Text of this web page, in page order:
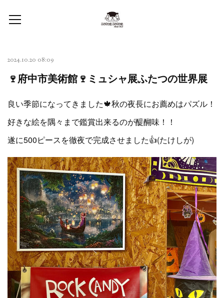
2024.10.20 08:09
🍷府中市美術館🍷ミュシャ展ふたつの世界展
良い季節になってきました🍁秋の夜長にお薦めはパズル！
好きな絵を隅々まで鑑賞出来るのが醍醐味！！
遂に500ピースを徹夜で完成させました👍(たけしが)